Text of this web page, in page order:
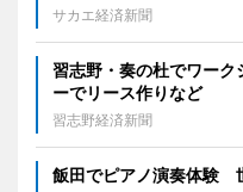
サカエ経済新聞
習志野・奏の杜でワー
ーでリース作りなど
習志野経済新聞
飯田でピアノ演奏体験